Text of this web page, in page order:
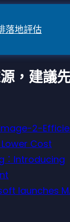
落地評估
，建議
2-
Lower Cost
：Introducing
launches